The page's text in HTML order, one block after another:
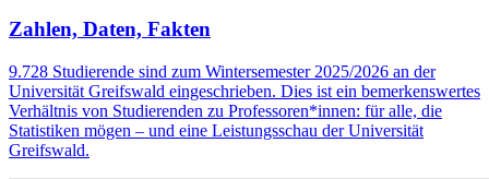
Zahlen, Daten, Fakten
9.728 Studierende sind zum Wintersemester 2025/2026 an der
Universität Greifswald eingeschrieben. Dies ist ein bemerkenswertes
Verhältnis von Studierenden zu Professoren*innen: für alle, die
Statistiken mögen – und eine Leistungsschau der Universität
Greifswald.